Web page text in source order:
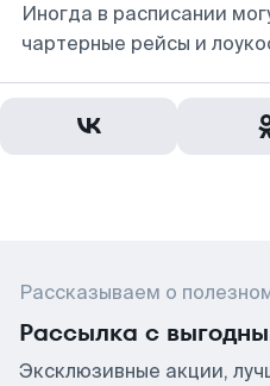
Иногда в расписании
чартерные рейсы и
Рассказываем о
Рассылка с
Эксклюзивные акции,